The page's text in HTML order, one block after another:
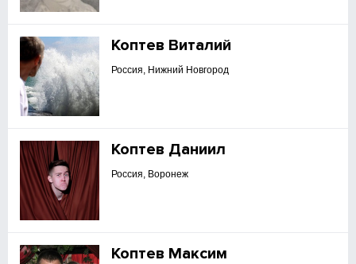
Коптев Виталий
Россия, Нижний Новгород
Коптев Даниил
Россия, Воронеж
Коптев Максим